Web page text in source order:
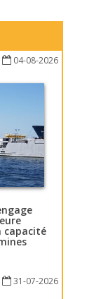
04-08-2026
capacité
31-07-2026